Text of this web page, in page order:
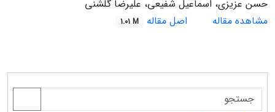
حسن عزیزی، اسماعیل شفیعی، علیرضا گلشنی
مشاهده مقاله
اصل مقاله 1.01 M